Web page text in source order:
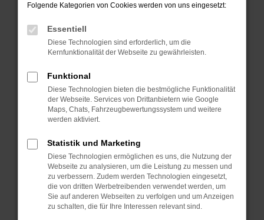
Prüfe deine Browsererweiterungen.
Manche Erweiterungen, wie Werbeblocker,
können das Laden bestimmter Seiten
verhindern. Funktioniert die Seite in einem
Fenster?
Starte dein Gerät neu.
Das kann manchmal helfen, vorübergehende
Probleme zu beheben.
Betriebssystem auf dem neuesten Stand
sind.
Veraltete Software birgt nicht nur ein
Sicherheitsrisiko, sondern kann auch dazu
führen, dass bestimmte Funktionen nicht mehr
unterstützt werden.
Folgende Kategorien von Cookies werden von uns eingesetzt:
Essentiell
Diese Technologien sind erforderlich, um die
Kernfunktionalität der Webseite zu gewährleisten.
Funktional
Diese Technologien bieten die bestmögliche Funktionalität
der Webseite. Services von Drittanbietern wie Google
Maps, Chats, Fahrzeugbewertungssystem und weitere
werden aktiviert.
Statistik und Marketing
Diese Technologien ermöglichen es uns, die Nutzung der
Webseite zu analysieren, um die Leistung zu messen und
zu verbessern. Zudem werden Technologien eingesetzt,
die von dritten Werbetreibenden verwendet werden, um
Sie auf anderen Webseiten zu verfolgen und um Anzeigen
zu schalten, die für Ihre Interessen relevant sind.